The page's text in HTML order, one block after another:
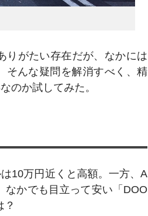
がたい存在だが、なかには
んな疑問を解消すべく、精
のか試してみた。
10万円近くと高額。一方、A
なかでも目立って安い「DOO